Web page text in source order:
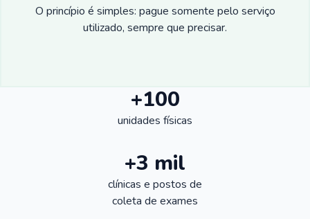
O princípio é simples: pague somente pelo serviço
utilizado, sempre que precisar.
+100
unidades físicas
+3 mil
clínicas e postos de
coleta de exames